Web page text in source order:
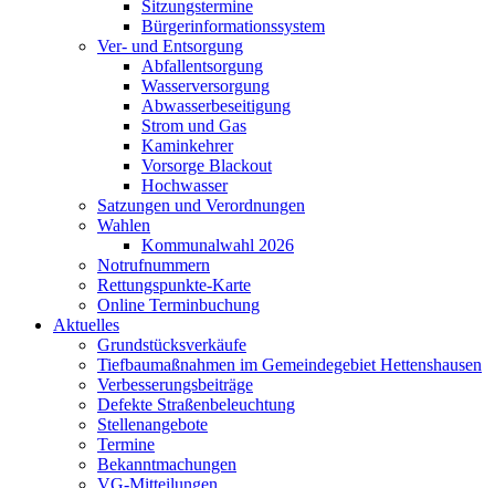
Sitzungstermine
Bürgerinformationssystem
Ver- und Entsorgung
Abfallentsorgung
Wasserversorgung
Abwasserbeseitigung
Strom und Gas
Kaminkehrer
Vorsorge Blackout
Hochwasser
Satzungen und Verordnungen
Wahlen
Kommunalwahl 2026
Notrufnummern
Rettungspunkte-Karte
Online Terminbuchung
Aktuelles
Grundstücksverkäufe
Tiefbaumaßnahmen im Gemeindegebiet Hettenshausen
Verbesserungsbeiträge
Defekte Straßenbeleuchtung
Stellenangebote
Termine
Bekanntmachungen
VG-Mitteilungen